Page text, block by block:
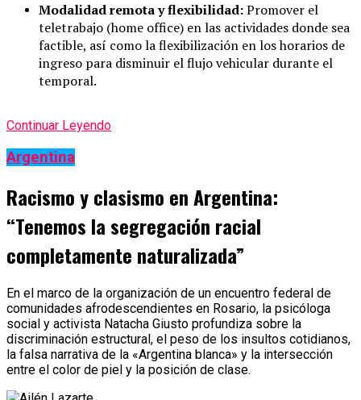
Modalidad remota y flexibilidad:Promover el
teletrabajo (home office) en las actividades donde sea
factible, así como la flexibilización en los horarios de
ingreso para disminuir el flujo vehicular durante el
temporal.
Continuar Leyendo
Argentina
Racismo y clasismo en Argentina:
“Tenemos la segregación racial
completamente naturalizada”
En el marco de la organización de un encuentro federal de
comunidades afrodescendientes en Rosario, la psicóloga
social y activista Natacha Giusto profundiza sobre la
discriminación estructural, el peso de los insultos cotidianos,
la falsa narrativa de la «Argentina blanca» y la intersección
entre el color de piel y la posición de clase.